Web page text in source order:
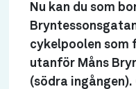
Nu kan du som
cykelpoolen som
utanför Måns
(södra